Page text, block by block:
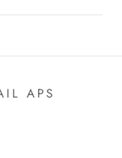
APS